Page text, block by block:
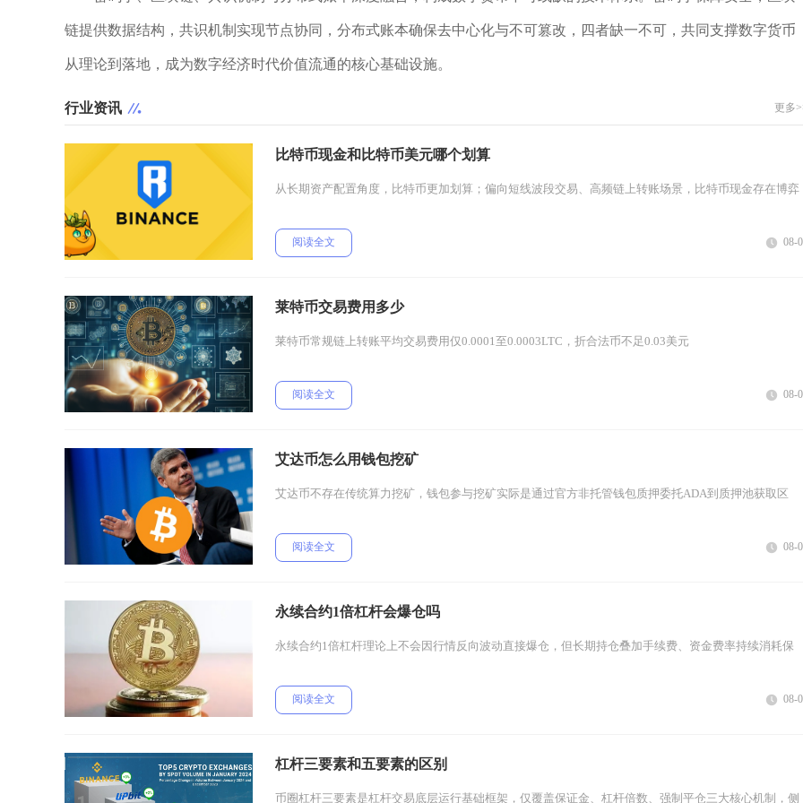
链提供数据结构，共识机制实现节点协同，分布式账本确保去中心化与不可篡改，四者缺一不可，共同支撑数字货币
从理论到落地，成为数字经济时代价值流通的核心基础设施。
行业资讯 更多
比特币现金和比特币美元哪个划算
从长期资产配置角度，比特币更加划算；偏向短线波段交易、高频链上转账场景，比特币现金存在博弈
阅读全文 08-
莱特币交易费用多少
莱特币常规链上转账平均交易费用仅0.0001至0.0003LTC，折合法币不足0.03美元
阅读全文 08-
艾达币怎么用钱包挖矿
艾达币不存在传统算力挖矿，钱包参与挖矿实际是通过官方非托管钱包质押委托ADA到质押池获取区
阅读全文 08-
永续合约1倍杠杆会爆仓吗
永续合约1倍杠杆理论上不会因行情反向波动直接爆仓，但长期持仓叠加手续费、资金费率持续消耗保
阅读全文 08-
杠杆三要素和五要素的区别
币圈杠杆三要素是杠杆交易底层运行基础框架，仅覆盖保证金、杠杆倍数、强制平仓三大核心机制，侧